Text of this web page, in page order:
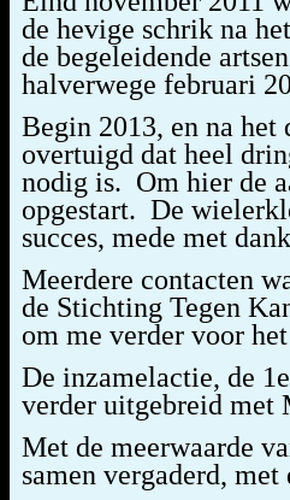
de hevige schrik na
de begeleidende
halverwege februari
Begin 2013, en na
overtuigd dat heel
nodig is. Om hier de
opgestart. De
succes, mede met
Meerdere contacten
de Stichting Tegen
om me verder voor
De inzamelactie, de
verder uitgebreid met
Met de meerwaarde
samen vergaderd,